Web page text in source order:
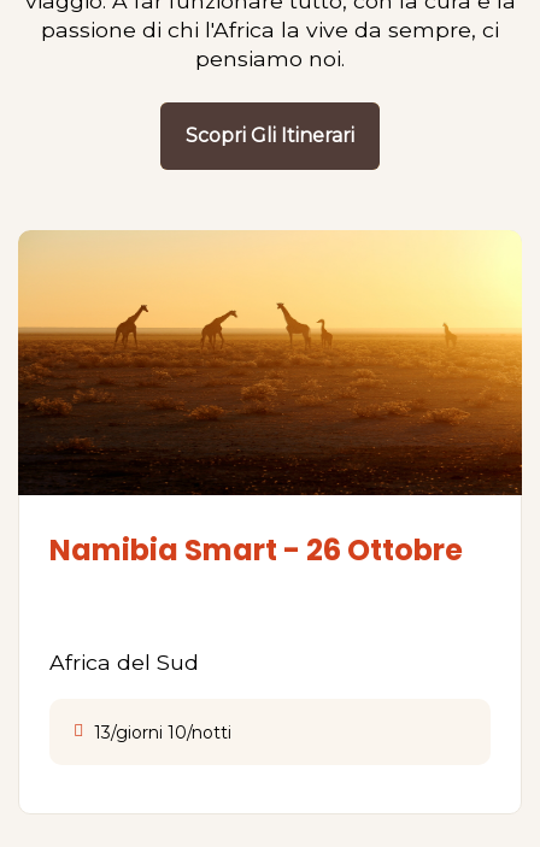
passione di chi l'Africa la vive da sempre, ci
pensiamo noi.
Scopri Gli Itinerari
Namibia Smart - 26 Ottobre
Africa del Sud
13/giorni 10/notti